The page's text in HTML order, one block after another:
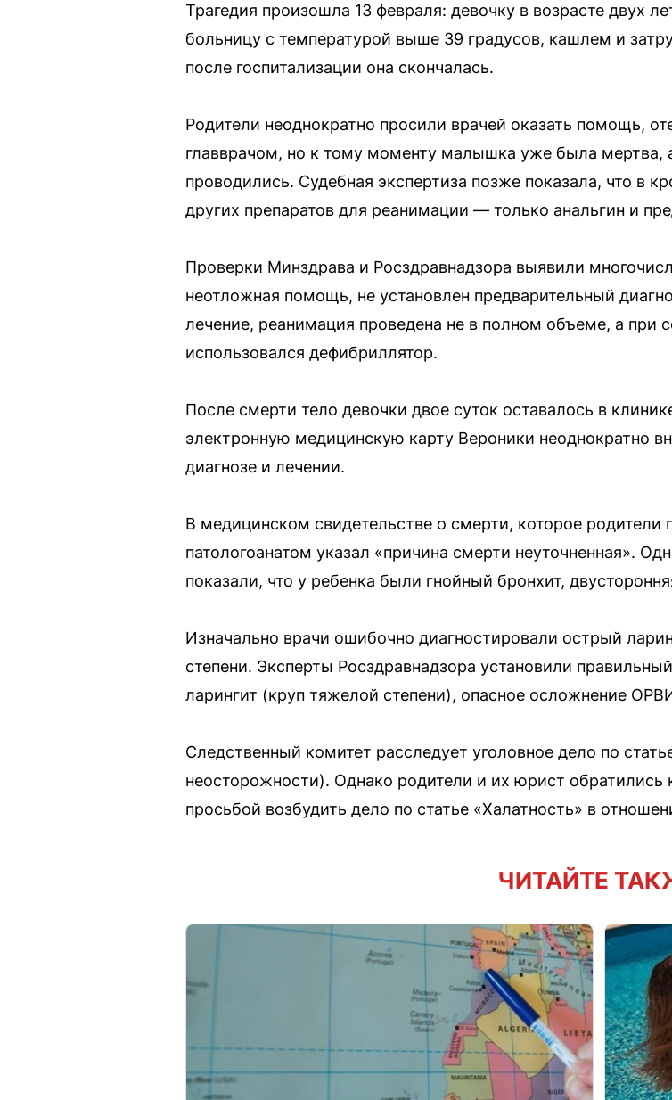
Трагедия произошла 13 февраля: девочку в возрасте двух
больницу с температурой выше 39 градусов, кашлем и
после госпитализации она скончалась.
Родители неоднократно просили врачей оказать помощь,
главврачом, но к тому моменту малышка уже была мертва,
проводились. Судебная экспертиза позже показала, что в
других препаратов для реанимации — только анальгин и
Проверки Минздрава и Росздравнадзора выявили
неотложная помощь, не установлен предварительный
лечение, реанимация проведена не в полном объеме, а при
использовался дефибриллятор.
После смерти тело девочки двое суток оставалось в
электронную медицинскую карту Вероники неоднократно
диагнозе и лечении.
В медицинском свидетельстве о смерти, которое родители
патологоанатом указал «причина смерти неуточненная».
показали, что у ребенка были гнойный бронхит,
Изначально врачи ошибочно диагностировали острый
степени. Эксперты Росздравнадзора установили
ларингит (круп тяжелой степени), опасное осложнение
Следственный комитет расследует уголовное дело по
неосторожности). Однако родители и их юрист обратились
просьбой возбудить дело по статье «Халатность» в
ЧИТАЙТЕ